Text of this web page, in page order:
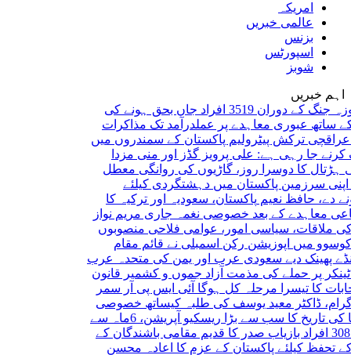
امریکہ
عالمی خبریں
بزنس
اسپورٹس
شوبز
اہم خبریں
ایران کی 40 روزہ جنگ کے دوران 3519 افراد جاں بحق ہونے کی
عبوری معاہدے پر عملدرآمد تک مذاکرات
ترکش پیٹرولیم پاکستان کے سمندروں میں
رہی ہے: علی پرویزگڈز اور منی مزدا
کا دوسرا روز، گاڑیوں کی روانگی معطل
پاکستان میں دہشتگردی کیلئے
حافظ نعیمپاکستان، سعودیہ اور ترکیہ کا
کے بعد خصوصی نغمہ جاری
مریم نواز
سیاسی امور، عوامی فلاحی منصوبوں
اپوزیشن رکن اسمبلی نے قائم مقام
دیےسعودی عرب اور یمن کی متحدہ عرب
پر حملے کی مذمتآزاد جموں و کشمیر قانون
تیسرا مرحلہ کل ہوگا آئی ایس پی آر سمر
معید یوسف کی طلبہ کیساتھ خصوصی
نائجیریا کی تاریخ کا سب سے بڑا ریسکیو آپریشن، 6ماہ سے
صدر کا قدیم مقامی باشندگان کے
کیلئے پاکستان کے عزم کا اعادہ محسن